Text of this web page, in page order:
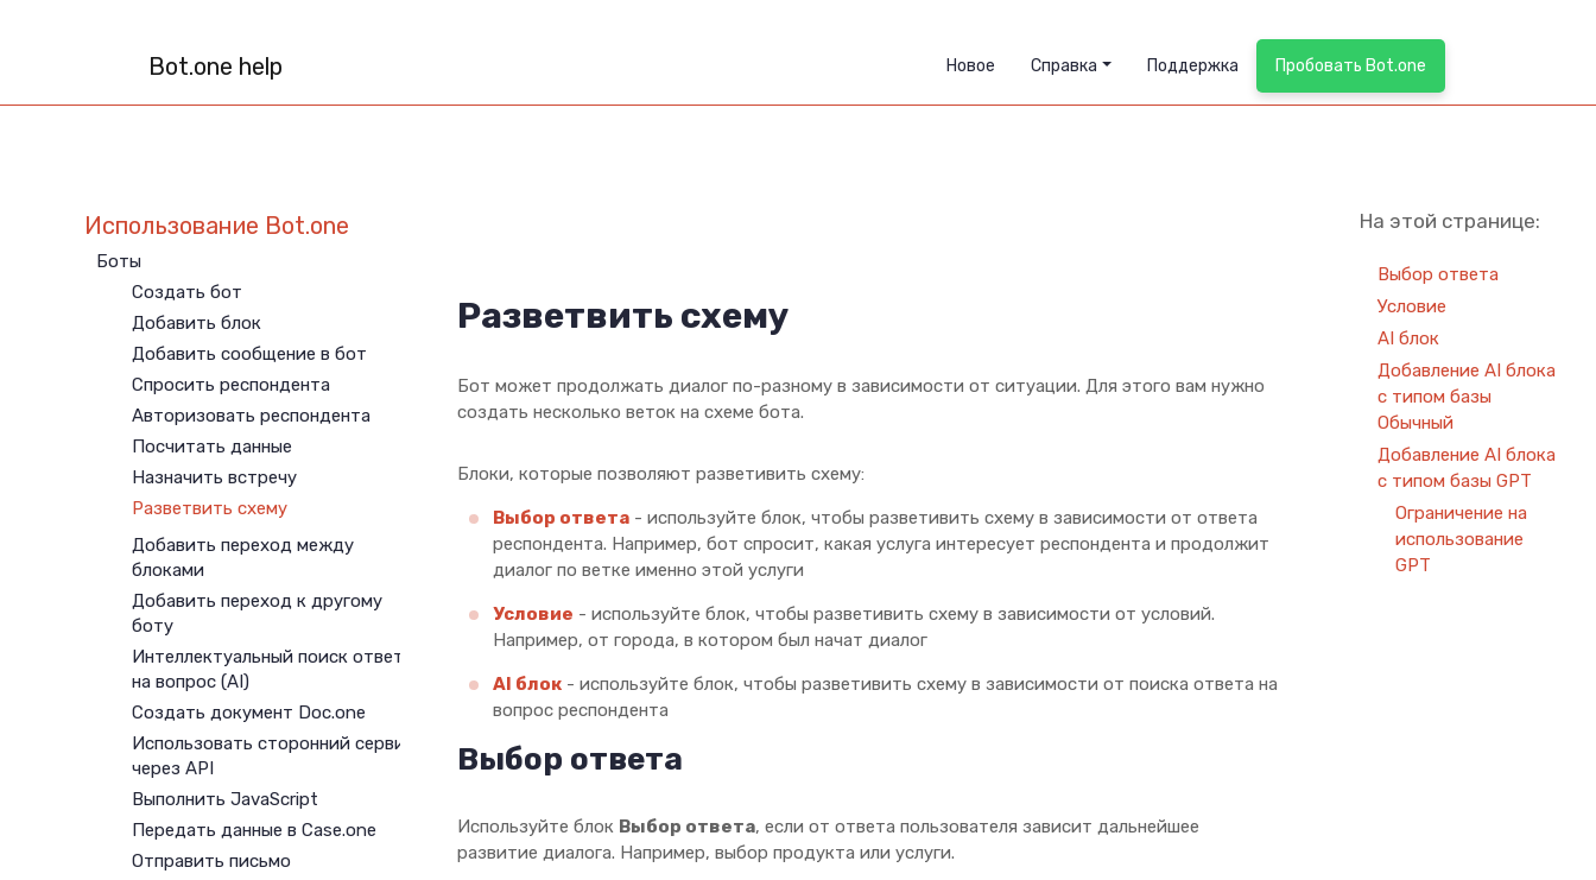
Bot.one help Новое Справка Поддержка Пробовать Bot.one
Использование Bot.one
Боты
Создать бот
Добавить блок
Добавить сообщение в бот
Спросить респондента
Авторизовать респондента
Посчитать данные
Назначить встречу
Разветвить схему
Добавить переход между
блоками
Добавить переход к другому
боту
Интеллектуальный поиск ответа
на вопрос (AI)
Создать документ Doc.one
Использовать сторонний сервис
через API
Выполнить JavaScript
Передать данные в Case.one
Отправить письмо
Разветвить схему
Бот может продолжать диалог по-разному в зависимости от ситуации. Для этого вам нужно
создать несколько веток на схеме бота.
Блоки, которые позволяют разветивить схему:
Выбор ответа - используйте блок, чтобы разветивить схему в зависимости от ответа
респондента. Например, бот спросит, какая услуга интересует респондента и продолжит
диалог по ветке именно этой услуги
Условие - используйте блок, чтобы разветивить схему в зависимости от условий.
Например, от города, в котором был начат диалог
AI блок - используйте блок, чтобы разветивить схему в зависимости от поиска ответа на
вопрос респондента
Выбор ответа
Используйте блок Выбор ответа, если от ответа пользователя зависит дальнейшее
развитие диалога. Например, выбор продукта или услуги.
На этой странице:
Выбор ответа
Условие
AI блок
Добавление AI блока
с типом базы
Обычный
Добавление AI блока
с типом базы GPT
Ограничение на
использование
GPT